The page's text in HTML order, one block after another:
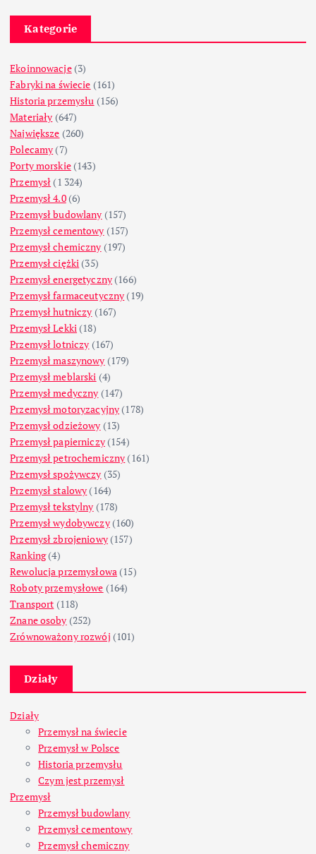
Kategorie
Ekoinnowacje(3)
Fabryki na świecie (161)
Historia przemysłu (156)
Materiały (647)
Największe (260)
Polecamy (7)
Porty morskie(143)
Przemysł (1 324)
Przemysł 4.0(6)
Przemysł budowlany (157)
Przemysł cementowy (157)
Przemysł chemiczny (197)
Przemysł ciężki (35)
Przemysł energetyczny (166)
Przemysł farmaceutyczny (19)
Przemysł hutniczy (167)
Przemysł Lekki (18)
Przemysł lotniczy (167)
Przemysł maszynowy (179)
Przemysł meblarski (4)
Przemysł medyczny (147)
Przemysł motoryzacyjny (178)
Przemysł odzieżowy (13)
Przemysł papierniczy(154)
Przemysł petrochemiczny (161)
Przemysł spożywczy (35)
Przemysł stalowy (164)
Przemysł tekstylny (178)
Przemysł wydobywczy(160)
Przemysł zbrojeniowy(157)
Ranking(4)
Rewolucja przemysłowa (15)
Roboty przemysłowe (164)
Transport (118)
Znane osoby (252)
Zrównoważony rozwój (101)
Działy
Działy
Przemysł na świecie
Przemysł w Polsce
Historia przemysłu
Czym jest przemysł
Przemysł
Przemysł budowlany
Przemysł cementowy
Przemysł chemiczny